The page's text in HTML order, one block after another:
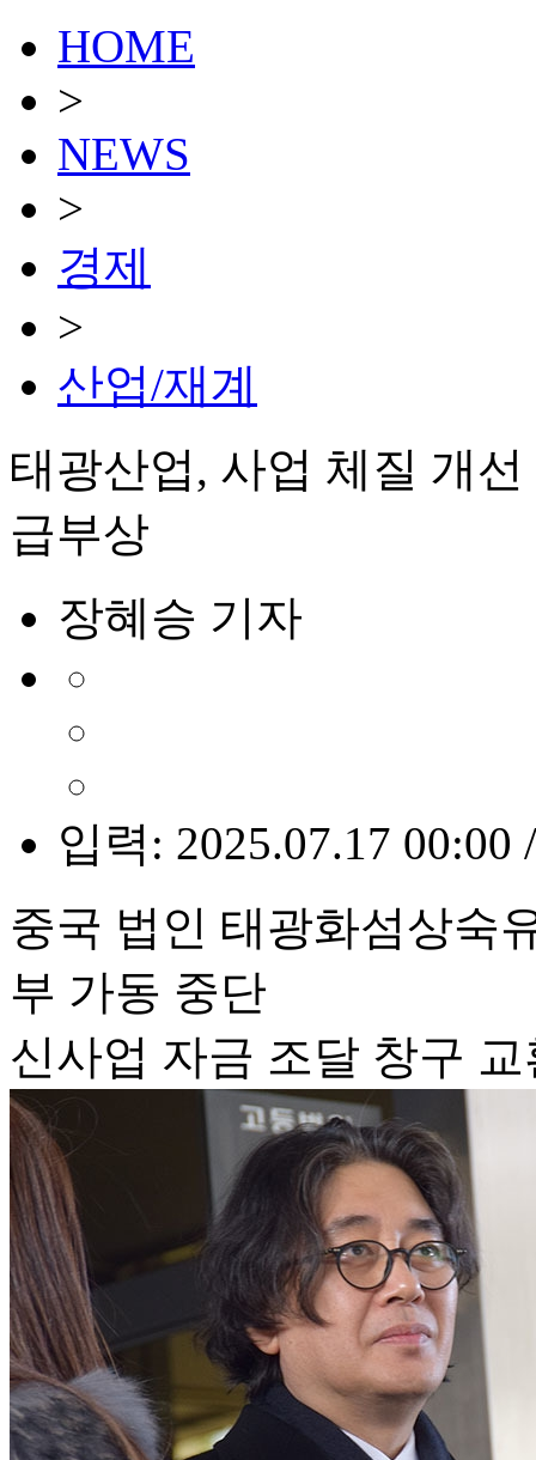
HOME
>
NEWS
>
경제
>
산업/재계
태광산업, 사업 체질 개
급부상
장혜승 기자
입력: 2025.07.17 00:00
중국 법인 태광화섬상숙
부 가동 중단
신사업 자금 조달 창구